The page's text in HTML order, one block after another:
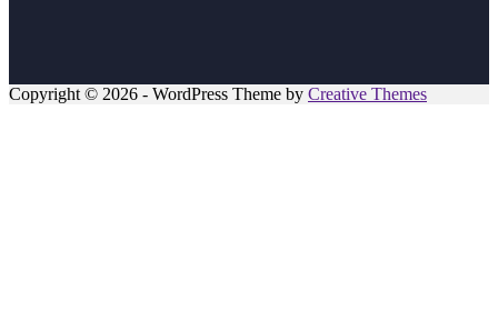
Copyright © 2026 - WordPress Theme by Creative Themes